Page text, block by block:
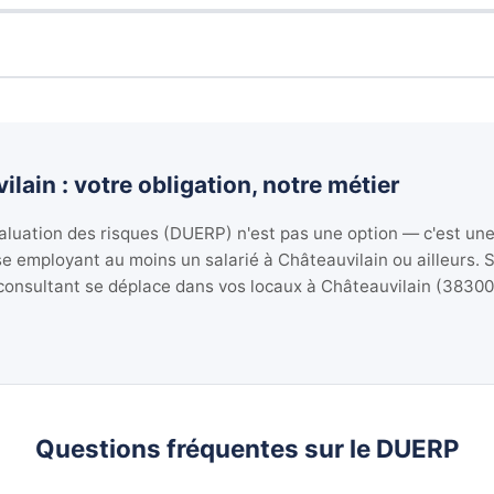
: votre obligation, notre métier
des risques (DUERP) n'est pas une option — c'est
employant au moins un salarié à Châteauvilain ou ailleurs.
se déplace dans vos locaux à Châteauvilain
Questions fréquentes sur le DUERP